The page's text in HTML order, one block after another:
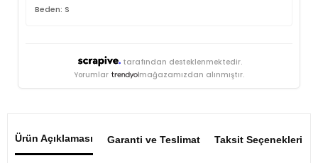
Beden: S
tarafından desteklenmektedir.
Yorumlar
mağazamızdan alınmıştır.
Ürün Açıklaması Garanti ve Teslimat Taksit Seçenekleri